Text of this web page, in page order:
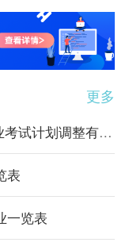
更多
关于吉林省高等教育自学考试专业考试计划调整有关事项的通知
表
一览表